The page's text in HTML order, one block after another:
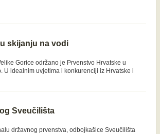
skijanju na vodi
Gorice održano je Prvenstvo Hrvatske u
U idealnim uvjetima i konkurenciji iz Hrvatske i
Sveučilišta
državnog prvenstva, odbojkašice Sveučilišta